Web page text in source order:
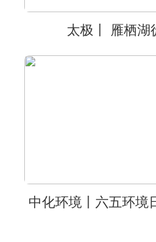
太极丨 雁栖湖
中化环境丨六五环境